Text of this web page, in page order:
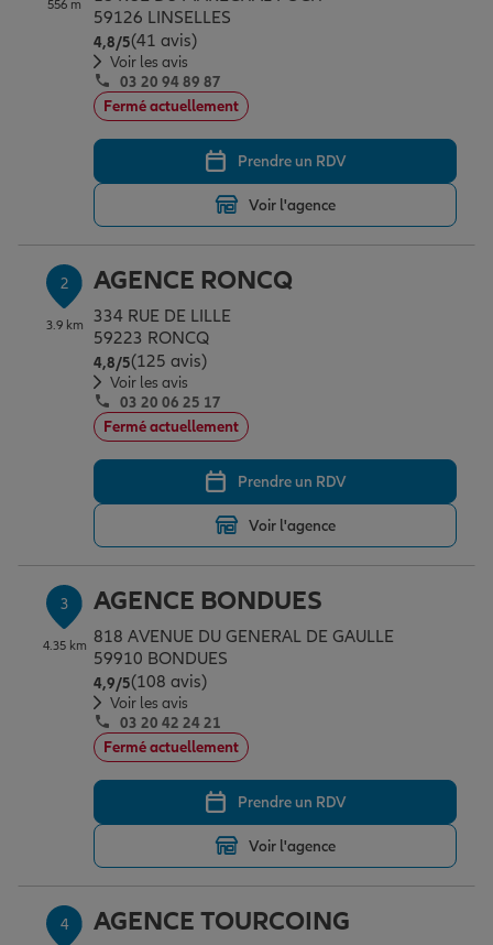
Assurance emprunteur
Prévoyance et dépendance
Assurance animal de compagnie
Protection de la famille
Protection juridique
Épargne & retraite
Plan épargne retraite
Assurance vie
Placements financiers
Investissements immobiliers
Transmission
Vos projets
Partir en vacances
Déménager
Changer de voiture
Départ à la retraite
Conseil assurance
Outre-mer
Assurance auto
Assurance habitation
Garantie des accidents de la vie
Assurance scolaire
Protection juridique
Tous nos devis d'assurance
Professionnels
Allianz en France
556 m
59126 LINSELLES
4,8/5Note de 4.8 sur 5
(41 avis)
Voir les avis
03 20 94 89 87
Fermé actuellement
Prendre un RDV
Voir l'agence
2
3.9 km
AGENCE RONCQ
334 RUE DE LILLE
59223 RONCQ
4,8/5Note de 4.8 sur 5
(125 avis)
Voir les avis
03 20 06 25 17
Fermé actuellement
Prendre un RDV
Voir l'agence
3
4.35 km
AGENCE BONDUES
818 AVENUE DU GENERAL DE GAULLE
59910 BONDUES
4,9/5Note de 4.9 sur 5
(108 avis)
Voir les avis
03 20 42 24 21
Fermé actuellement
Prendre un RDV
Voir l'agence
4 AGENCE TOURCOING